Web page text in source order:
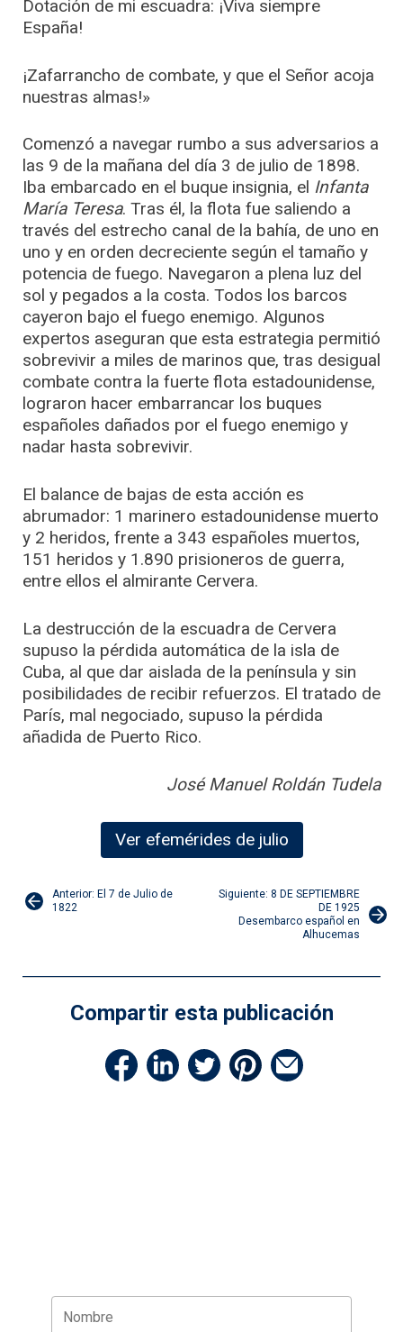
Dotación de mi escuadra: ¡Viva siempre
España!
¡Zafarrancho de combate, y que el Señor acoja
nuestras almas!»
Comenzó a navegar rumbo a sus adversarios a
las 9 de la mañana del día 3 de julio de 1898.
Iba embarcado en el buque insignia, el Infanta
María Teresa. Tras él, la flota fue saliendo a
través del estrecho canal de la bahía, de uno en
uno y en orden decreciente según el tamaño y
potencia de fuego. Navegaron a plena luz del
sol y pegados a la costa. Todos los barcos
cayeron bajo el fuego enemigo. Algunos
expertos aseguran que esta estrategia permitió
sobrevivir a miles de marinos que, tras desigual
combate contra la fuerte flota estadounidense,
lograron hacer embarrancar los buques
españoles dañados por el fuego enemigo y
nadar hasta sobrevivir.
El balance de bajas de esta acción es
abrumador: 1 marinero estadounidense muerto
y 2 heridos, frente a 343 españoles muertos,
151 heridos y 1.890 prisioneros de guerra,
entre ellos el almirante Cervera.
La destrucción de la escuadra de Cervera
supuso la pérdida automática de la isla de
Cuba, al que dar aislada de la península y sin
posibilidades de recibir refuerzos. El tratado de
París, mal negociado, supuso la pérdida
añadida de Puerto Rico.
José Manuel Roldán Tudela
Ver efemérides de julio
Navegación
entradas
Anterior: El 7 de Julio de
1822
Siguiente: 8 DE SEPTIEMBRE
DE 1925
Desembarco español en
Alhucemas
Compartir esta publicación